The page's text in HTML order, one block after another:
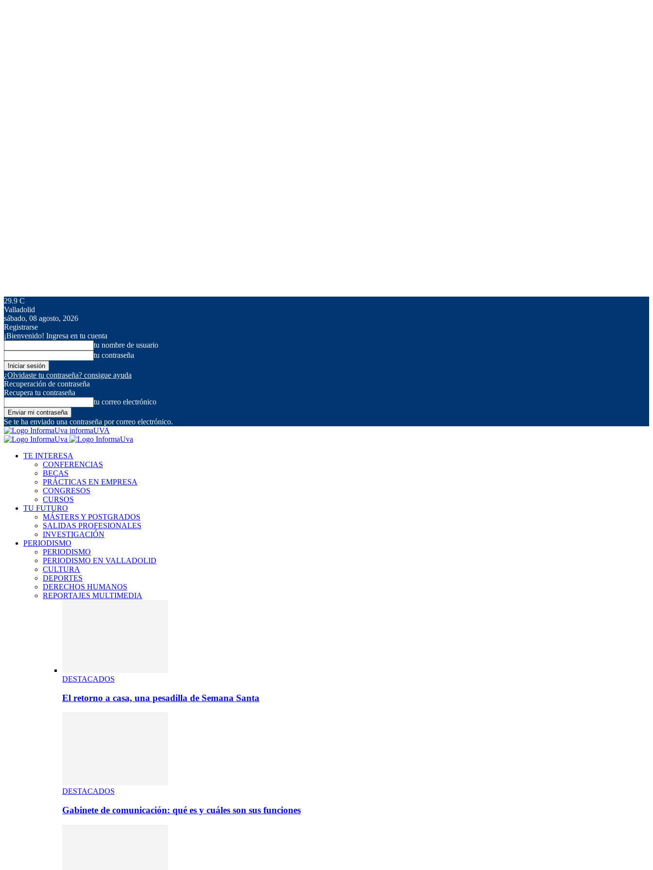
29.9 C
Valladolid
sábado, 08 agosto, 2026
Registrarse
¡Bienvenido! Ingresa en tu cuenta
tu nombre de usuario
tu contraseña
¿Olvidaste tu contraseña? consigue ayuda
Recuperación de contraseña
Recupera tu contraseña
tu correo electrónico
Se te ha enviado una contraseña por correo electrónico.
informaUVA
TE INTERESA
CONFERENCIAS
BECAS
PRÁCTICAS EN EMPRESA
CONGRESOS
CURSOS
TU FUTURO
MÁSTERS Y POSTGRADOS
SALIDAS PROFESIONALES
INVESTIGACIÓN
PERIODISMO
PERIODISMO
PERIODISMO EN VALLADOLID
CULTURA
DEPORTES
DERECHOS HUMANOS
REPORTAJES MULTIMEDIA
DESTACADOS
El retorno a casa, una pesadilla de Semana Santa
DESTACADOS
Gabinete de comunicación: qué es y cuáles son sus funciones